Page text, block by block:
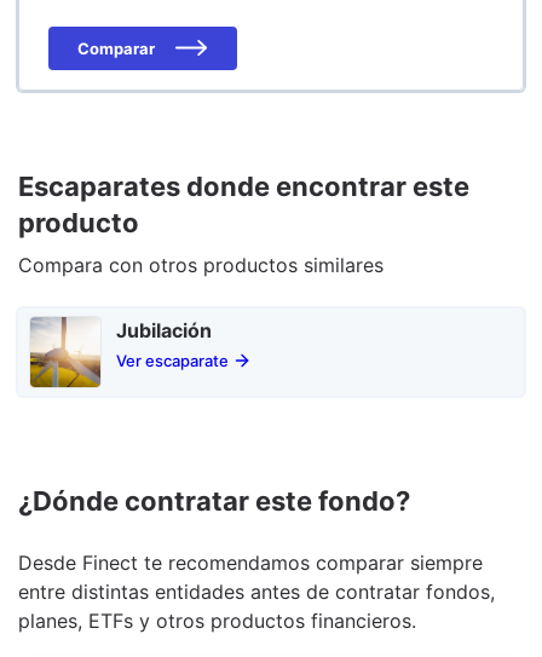
Comparar
Escaparates donde encontrar este
producto
Compara con otros productos similares
Jubilación
Ver escaparate
¿Dónde contratar este fondo?
Desde Finect te recomendamos comparar siempre
entre distintas entidades antes de contratar fondos,
planes, ETFs y otros productos financieros.